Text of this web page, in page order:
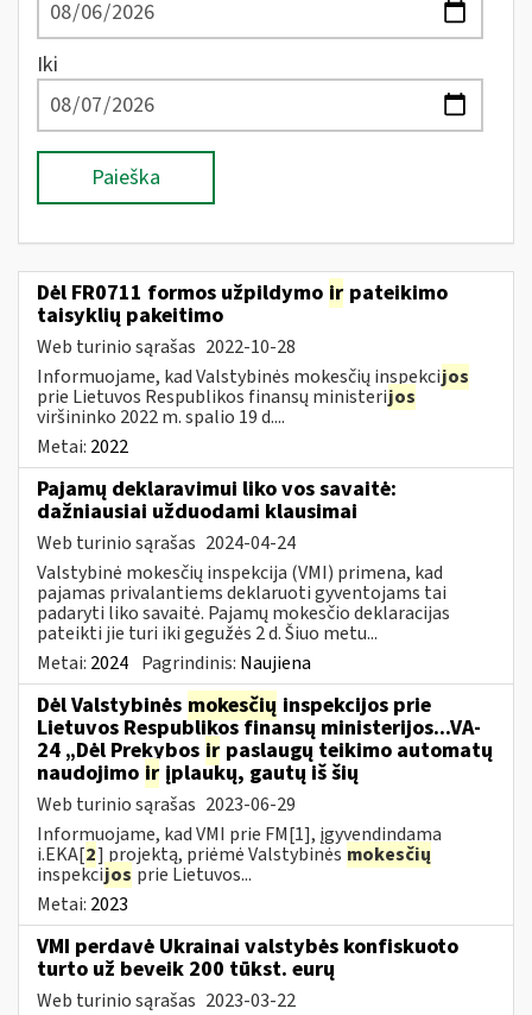
Iki
Paieška
Dėl FR0711 formos užpildymo ir pateikimo
taisyklių pakeitimo
Web turinio sąrašas 2022-10-28
Informuojame, kad Valstybinės mokesčių inspekcijos
prie Lietuvos Respublikos finansų ministerijos
viršininko 2022 m. spalio 19 d....
Metai: 2022
Pajamų deklaravimui liko vos savaitė:
dažniausiai užduodami klausimai
Web turinio sąrašas 2024-04-24
Valstybinė mokesčių inspekcija (VMI) primena, kad
pajamas privalantiems deklaruoti gyventojams tai
padaryti liko savaitė. Pajamų mokesčio deklaracijas
pateikti jie turi iki gegužės 2 d. Šiuo metu...
Metai: 2024 Pagrindinis: Naujiena
Dėl Valstybinės mokesčių inspekcijos prie
Lietuvos Respublikos finansų ministerijos...VA-
24 „Dėl Prekybos ir paslaugų teikimo automatų
naudojimo ir įplaukų, gautų iš šių
Web turinio sąrašas 2023-06-29
Informuojame, kad VMI prie FM[1], įgyvendindama
i.EKA[2] projektą, priėmė Valstybinės mokesčių
inspekcijos prie Lietuvos...
Metai: 2023
VMI perdavė Ukrainai valstybės konfiskuoto
turto už beveik 200 tūkst. eurų
Web turinio sąrašas 2023-03-22